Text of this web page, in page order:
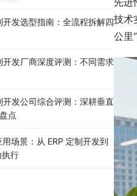
技术
公里”
发选型指南：全流程拆解四
发厂商深度评测：不同需求
发公司综合评测：深耕垂直
点
场景：从 ERP 定制开发到
行